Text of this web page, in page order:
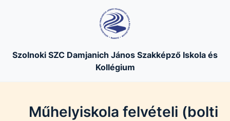
Szolnoki SZC Damjanich János Szakképző Iskola és
Kollégium
Műhelyiskola felvételi (bolti